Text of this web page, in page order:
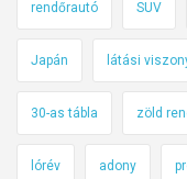
rendőrautó SUV
Japán látási
30-as tábla zöld
lórév adony